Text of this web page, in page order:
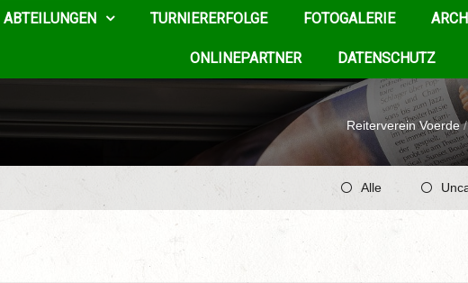
ABTEILUNGEN TURNIERERFOLGE FOTOGALERIE
ONLINEPARTNER DATENSCHUTZ
Reiterverein Voerde /
Alle